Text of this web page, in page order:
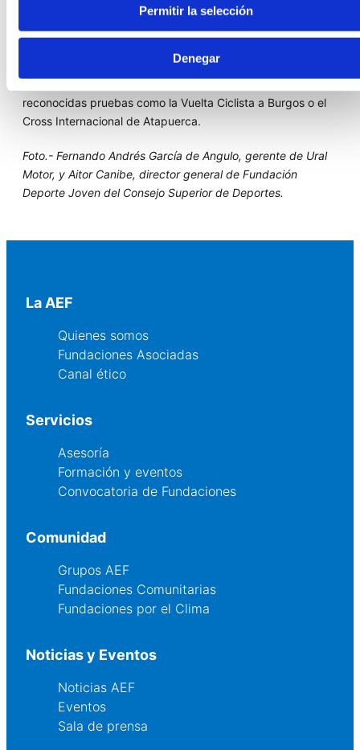
Permitir la selección
Denegar
deportivas, así como en el respaldo a entidades benéficas,
sociales e institucionales.
y deportistas pertenecientes a distintas disciplinas, en
reconocidas pruebas como la Vuelta Ciclista a Burgos o el
Cross Internacional de Atapuerca.
Foto.- Fernando Andrés García de Angulo, gerente de Ural
Motor, y Aitor Canibe, director general de Fundación
Deporte Joven del Consejo Superior de Deportes.
La AEF
Quienes somos
Fundaciones Asociadas
Canal ético
Servicios
Asesoría
Formación y eventos
Convocatoria de Fundaciones
Comunidad
Grupos AEF
Fundaciones Comunitarias
Fundaciones por el Clima
Noticias y Eventos
Noticias AEF
Eventos
Sala de prensa